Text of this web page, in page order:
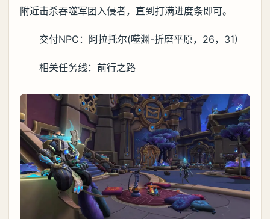
附近击杀吞噬军团入侵者，直到打满进度条即可。
交付NPC：阿拉托尔(噬渊-折磨平原，26，31)
相关任务线：前行之路